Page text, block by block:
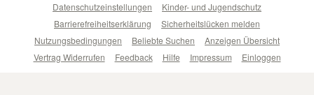
Datenschutzeinstellungen
Kinder- und Jugendschutz
Barrierefreiheitserklärung
Sicherheitslücken melden
Nutzungsbedingungen
Beliebte Suchen
Anzeigen Übersicht
Vertrag Widerrufen
Feedback Hilfe Impressum Einloggen